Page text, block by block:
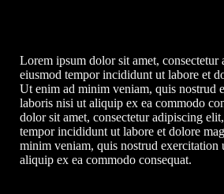
Lorem ipsum dolor sit amet, consectetur
eiusmod tempor incididunt ut labore et
Ut enim ad minim veniam, quis nostrud
laboris nisi ut aliquip ex ea commodo
dolor sit amet, consectetur adipiscing
tempor incididunt ut labore et dolore
minim veniam, quis nostrud exercitation
aliquip ex ea commodo consequat.